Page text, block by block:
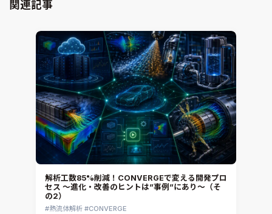
CAD連携・CAE業務支援
MBDプロセス構築コンサルティング
CAEエンジニアリングコンサルティング
音響設計
CAE分野におけるAIコンサルティング
システム構築と開発
Virtual Environment
CONVERGE
iconCFD
SIMULIA Abaqus Unified FEA
Simcenter Flotherm
Simcenter Flotherm XT
Ansys Electronics
DEMITASNX
Simcenter 3D Acoustics
Rocky
CATIA V5 Analysis
3DEXPERIENCE SIMULIA
関連記事
解析工数85%削減！CONVERGEで変える開発プロ
セス ～進化・改善のヒントは”事例”にあり～（そ
の2）
熱流体解析 CONVERGE